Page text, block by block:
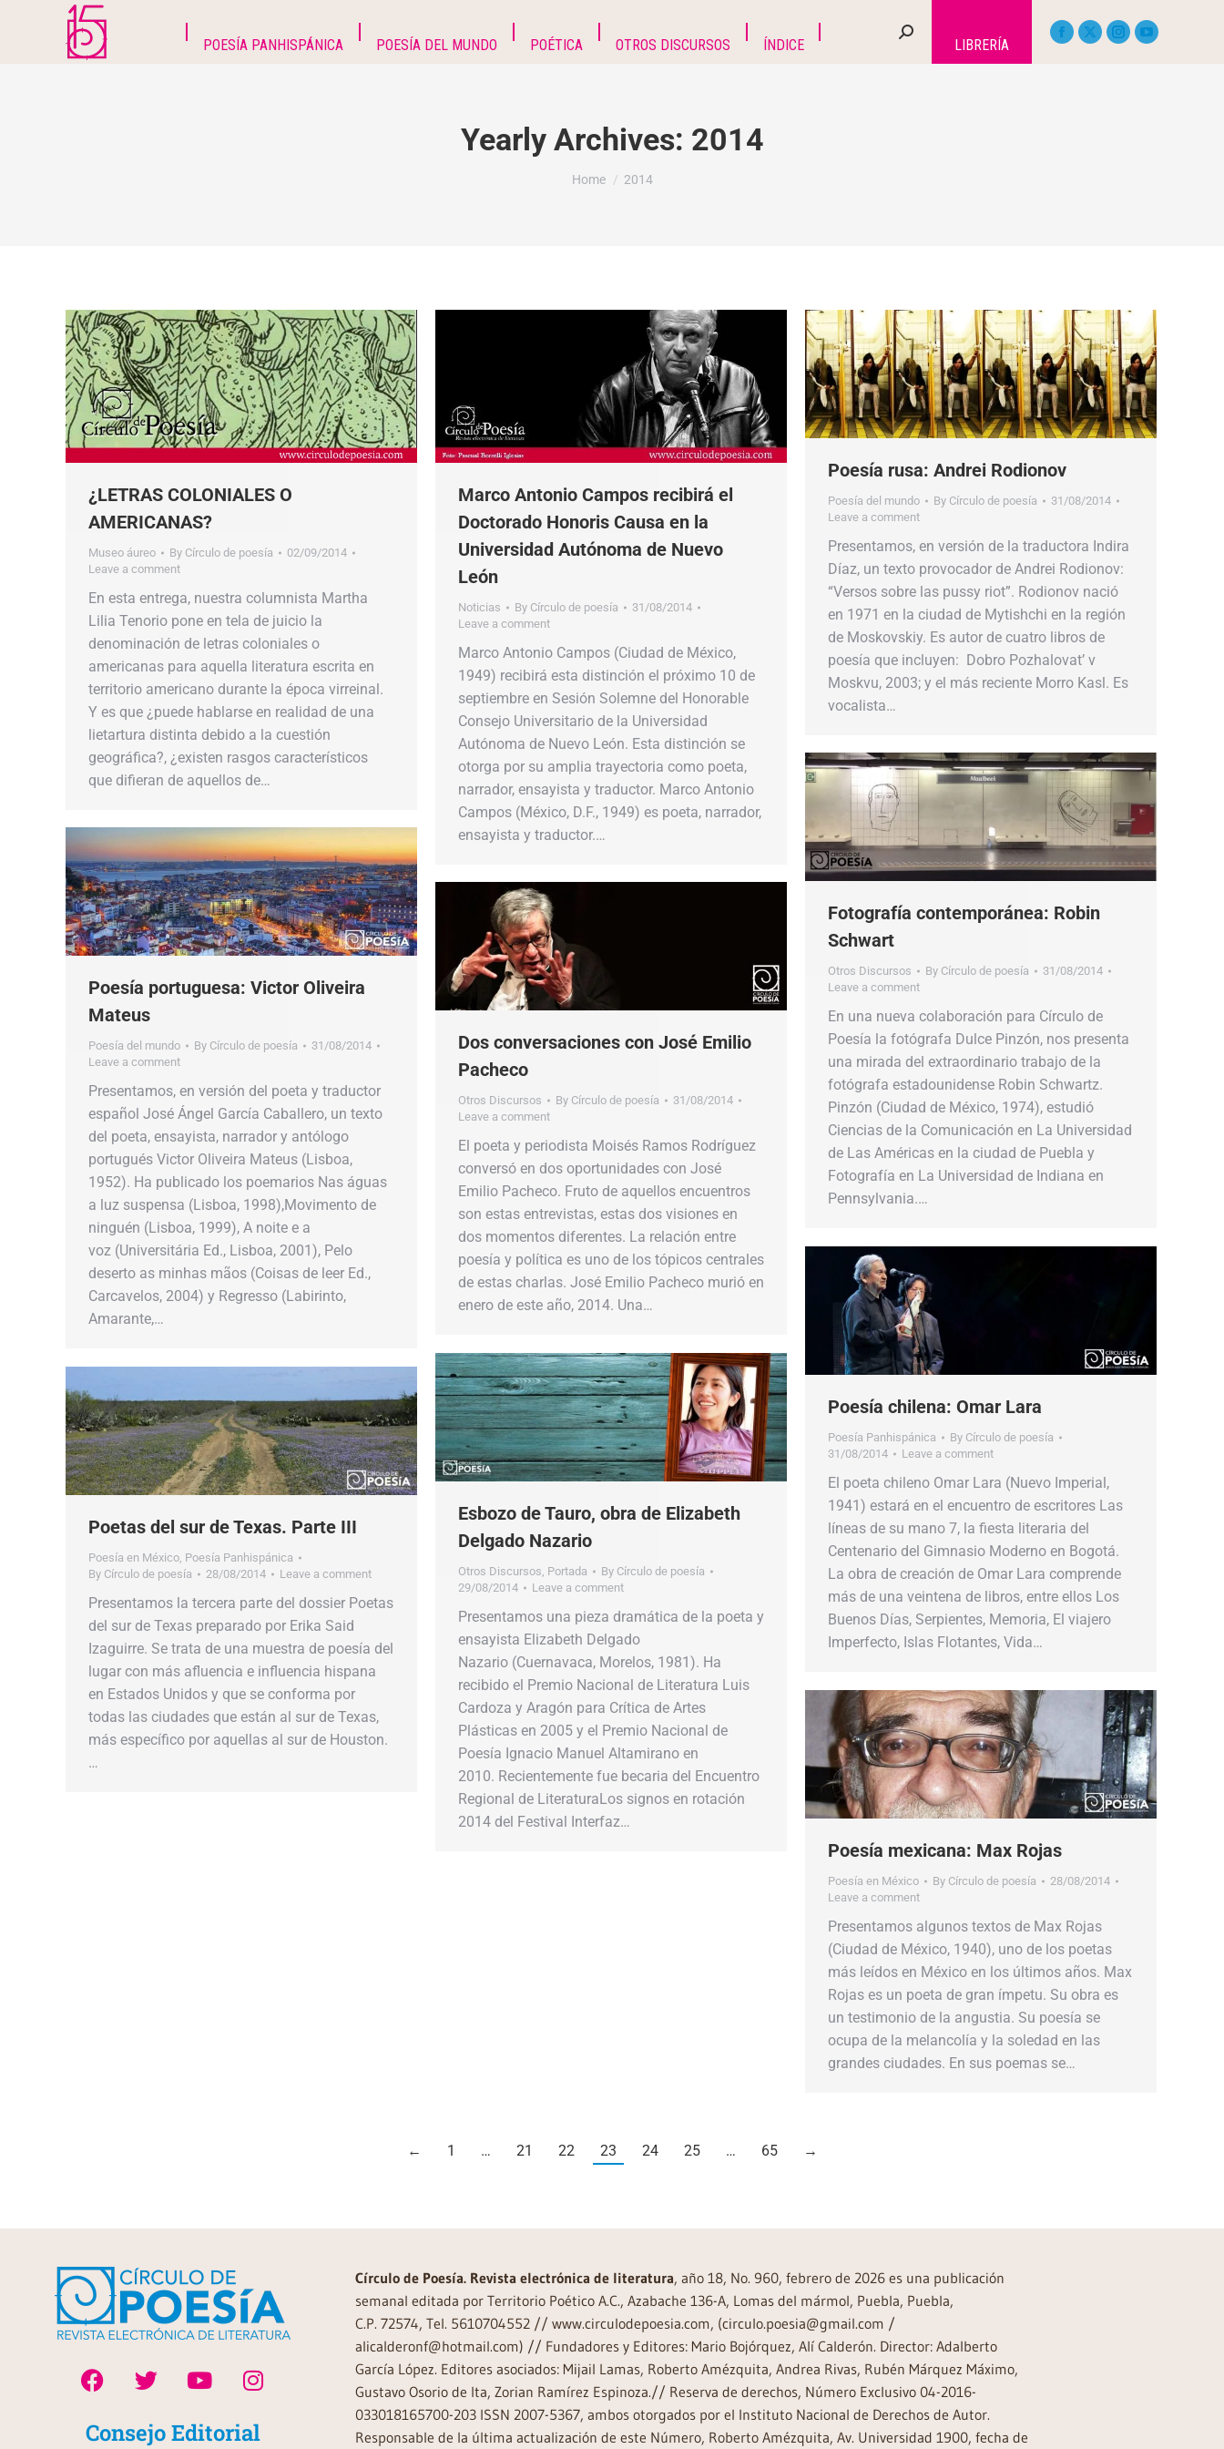
POESÍA PANHISPÁNICA POESÍA DEL MUNDO POÉTICA OTROS DISCURSOS ÍNDICE LIBRERÍA
Yearly Archives: 2014
You are here:
Home 2014
¿LETRAS COLONIALES O
AMERICANAS?
Museo áureo By Círculo de poesía
02/09/2014
Leave a comment
En esta entrega, nuestra columnista Martha
Lilia Tenorio pone en tela de juicio la
denominación de letras coloniales o
americanas para aquella literatura escrita en
territorio americano durante la época virreinal.
Y es que ¿puede hablarse en realidad de una
lietartura distinta debido a la cuestión
geográfica?, ¿existen rasgos característicos
que difieran de aquellos de…
Marco Antonio Campos recibirá el
Doctorado Honoris Causa en la
Universidad Autónoma de Nuevo
León
Noticias By Círculo de poesía
31/08/2014
Leave a comment
Marco Antonio Campos (Ciudad de México,
1949) recibirá esta distinción el próximo 10 de
septiembre en Sesión Solemne del Honorable
Consejo Universitario de la Universidad
Autónoma de Nuevo León. Esta distinción se
otorga por su amplia trayectoria como poeta,
narrador, ensayista y traductor. Marco Antonio
Campos (México, D.F., 1949) es poeta, narrador,
ensayista y traductor.…
Poesía rusa: Andrei Rodionov
Poesía del mundo By Círculo de poesía
31/08/2014
Leave a comment
Presentamos, en versión de la traductora Indira
Díaz, un texto provocador de Andrei Rodionov:
“Versos sobre las pussy riot”. Rodionov nació
en 1971 en la ciudad de Mytishchi en la región
de Moskovskiy. Es autor de cuatro libros de
poesía que incluyen: Dobro Pozhalovat’ v
Moskvu, 2003; y el más reciente Morro Kasl. Es
vocalista…
Fotografía contemporánea: Robin
Schwart
Otros Discursos By Círculo de poesía
31/08/2014
Leave a comment
En una nueva colaboración para Círculo de
Poesía la fotógrafa Dulce Pinzón, nos presenta
una mirada del extraordinario trabajo de la
fotógrafa estadounidense Robin Schwartz.
Pinzón (Ciudad de México, 1974), estudió
Ciencias de la Comunicación en La Universidad
de Las Américas en la ciudad de Puebla y
Fotografía en La Universidad de Indiana en
Pennsylvania.…
Poesía portuguesa: Victor Oliveira
Mateus
Poesía del mundo By Círculo de poesía
31/08/2014
Leave a comment
Presentamos, en versión del poeta y traductor
español José Ángel García Caballero, un texto
del poeta, ensayista, narrador y antólogo
portugués Victor Oliveira Mateus (Lisboa,
1952). Ha publicado los poemarios Nas águas
a luz suspensa (Lisboa, 1998),Movimento de
ninguén (Lisboa, 1999), A noite e a
voz (Universitária Ed., Lisboa, 2001), Pelo
deserto as minhas mãos (Coisas de leer Ed.,
Carcavelos, 2004) y Regresso (Labirinto,
Amarante,…
Dos conversaciones con José Emilio
Pacheco
Otros Discursos By Círculo de poesía
31/08/2014
Leave a comment
El poeta y periodista Moisés Ramos Rodríguez
conversó en dos oportunidades con José
Emilio Pacheco. Fruto de aquellos encuentros
son estas entrevistas, estas dos visiones en
dos momentos diferentes. La relación entre
poesía y política es uno de los tópicos centrales
de estas charlas. José Emilio Pacheco murió en
enero de este año, 2014. Una…
Poesía chilena: Omar Lara
Poesía Panhispánica By Círculo de poesía
31/08/2014
Leave a comment
El poeta chileno Omar Lara (Nuevo Imperial,
1941) estará en el encuentro de escritores Las
líneas de su mano 7, la fiesta literaria del
Centenario del Gimnasio Moderno en Bogotá.
La obra de creación de Omar Lara comprende
más de una veintena de libros, entre ellos Los
Buenos Días, Serpientes, Memoria, El viajero
Imperfecto, Islas Flotantes, Vida…
Esbozo de Tauro, obra de Elizabeth
Delgado Nazario
Otros Discursos Portada By Círculo de poesía
29/08/2014
Leave a comment
Presentamos una pieza dramática de la poeta y
ensayista Elizabeth Delgado
Nazario (Cuernavaca, Morelos, 1981). Ha
recibido el Premio Nacional de Literatura Luis
Cardoza y Aragón para Crítica de Artes
Plásticas en 2005 y el Premio Nacional de
Poesía Ignacio Manuel Altamirano en
2010. Recientemente fue becaria del Encuentro
Regional de LiteraturaLos signos en rotación
2014 del Festival Interfaz…
Poetas del sur de Texas. Parte III
Poesía en México Poesía Panhispánica
By Círculo de poesía 28/08/2014 Leave a comment
Presentamos la tercera parte del dossier Poetas
del sur de Texas preparado por Erika Said
Izaguirre. Se trata de una muestra de poesía del
lugar con más afluencia e influencia hispana
en Estados Unidos y que se conforma por
todas las ciudades que están al sur de Texas,
más específico por aquellas al sur de Houston.
…
Poesía mexicana: Max Rojas
Poesía en México By Círculo de poesía
28/08/2014
Leave a comment
Presentamos algunos textos de Max Rojas
(Ciudad de México, 1940), uno de los poetas
más leídos en México en los últimos años. Max
Rojas es un poeta de gran ímpetu. Su obra es
un testimonio de la angustia. Su poesía se
ocupa de la melancolía y la soledad en las
grandes ciudades. En sus poemas se…
← 1 … 21 22 23 24 25 … 65 →
Consejo Editorial
Círculo de Poesía. Revista electrónica de literatura, año 18, No. 960, febrero de 2026 es una publicación
semanal editada por Territorio Poético A.C., Azabache 136-A, Lomas del mármol, Puebla, Puebla,
C.P. 72574, Tel. 5610704552 // www.circulodepoesia.com, (circulo.poesia@gmail.com /
alicalderonf@hotmail.com) // Fundadores y Editores: Mario Bojórquez, Alí Calderón. Director: Adalberto
García López. Editores asociados: Mijail Lamas, Roberto Amézquita, Andrea Rivas, Rubén Márquez Máximo,
Gustavo Osorio de Ita, Zorian Ramírez Espinoza.// Reserva de derechos, Número Exclusivo 04-2016-
033018165700-203 ISSN 2007-5367, ambos otorgados por el Instituto Nacional de Derechos de Autor.
Responsable de la última actualización de este Número, Roberto Amézquita, Av. Universidad 1900, fecha de